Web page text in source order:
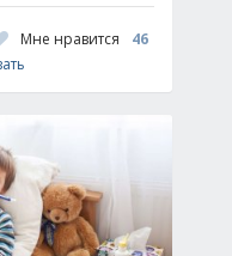
Мне нравится
46